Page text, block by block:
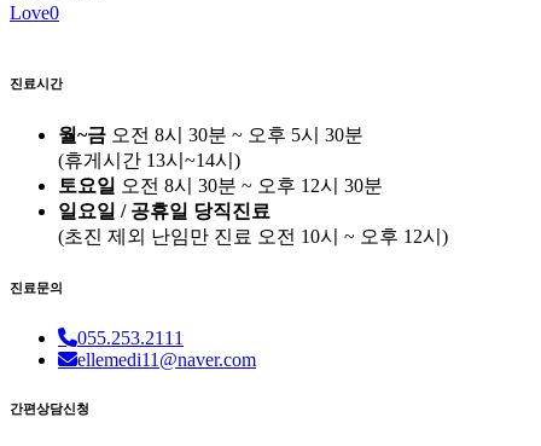
Love0
진료시간
월~금 오전 8시 30분 ~ 오후 5시 30분
(휴게시간 13시~14시)
토요일 오전 8시 30분 ~ 오후 12시 30분
일요일 / 공휴일 당직진료
(초진 제외 난임만 진료 오전 10시 ~ 오후 12시)
진료문의
055.253.2111
ellemedi11@naver.com
간편상담신청